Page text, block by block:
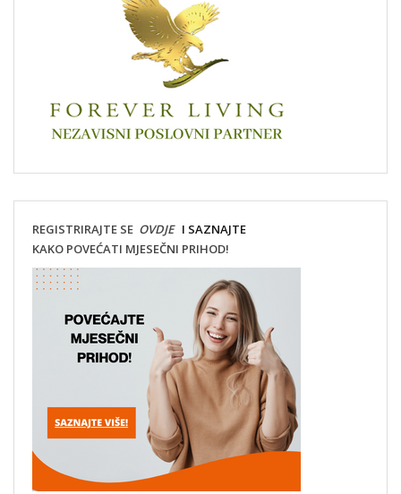
REGISTRIRAJTE SE OVDJEI SAZNAJTE
KAKO POVEĆATI MJESEČNI PRIHOD!